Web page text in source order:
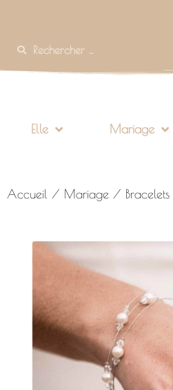
Elle Mariage
Accueil / Mariage / Bracelets